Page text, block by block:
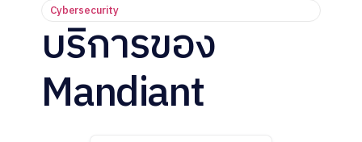
Cybersecurity
บริการของ
Mandiant